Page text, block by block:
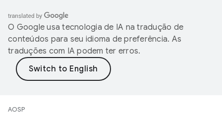
O Google usa tecnologia de IA na tradução de
conteúdos para seu idioma de preferência. As
traduções com IA podem ter erros.
AOSP